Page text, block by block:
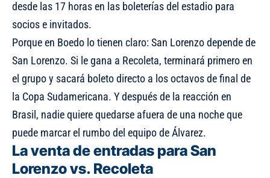
desde las 17 horas en las boleterías del estadio para
socios e invitados.
Porque en Boedo lo tienen claro: San Lorenzo depende de
San Lorenzo. Si le gana a Recoleta, terminará primero en
el grupo y sacará boleto directo a los octavos de final de
la Copa Sudamericana. Y después de la reacción en
Brasil, nadie quiere quedarse afuera de una noche que
puede marcar el rumbo del equipo de Álvarez.
La venta de entradas para San
Lorenzo vs. Recoleta